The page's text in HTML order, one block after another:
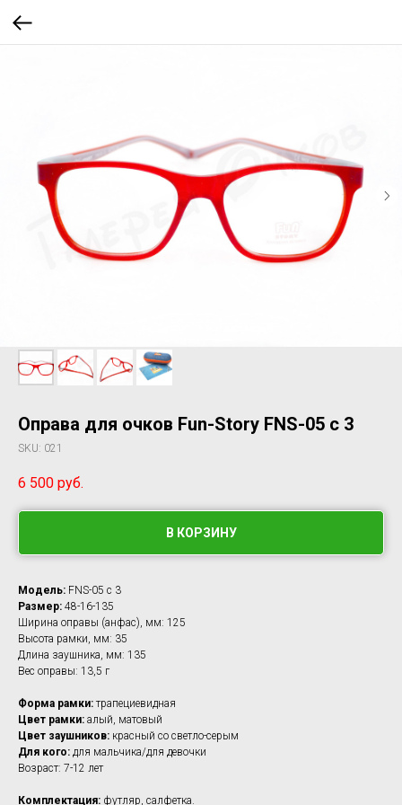
Оправа для очков Fun-Story FNS-05 с 3
SKU: 021
6 500 руб.
В КОРЗИНУ
Модель: FNS-05 c 3
Размер: 48-16-135
Ширина оправы (анфас), мм: 125
Высота рамки, мм: 35
Длина заушника, мм: 135
Вес оправы: 13,5 г
Форма рамки: трапециевидная
Цвет рамки: алый, матовый
Цвет заушников: красный со светло-серым
Для кого: для мальчика/для девочки
Возраст: 7-12 лет
Комплектация: футляр, салфетка.